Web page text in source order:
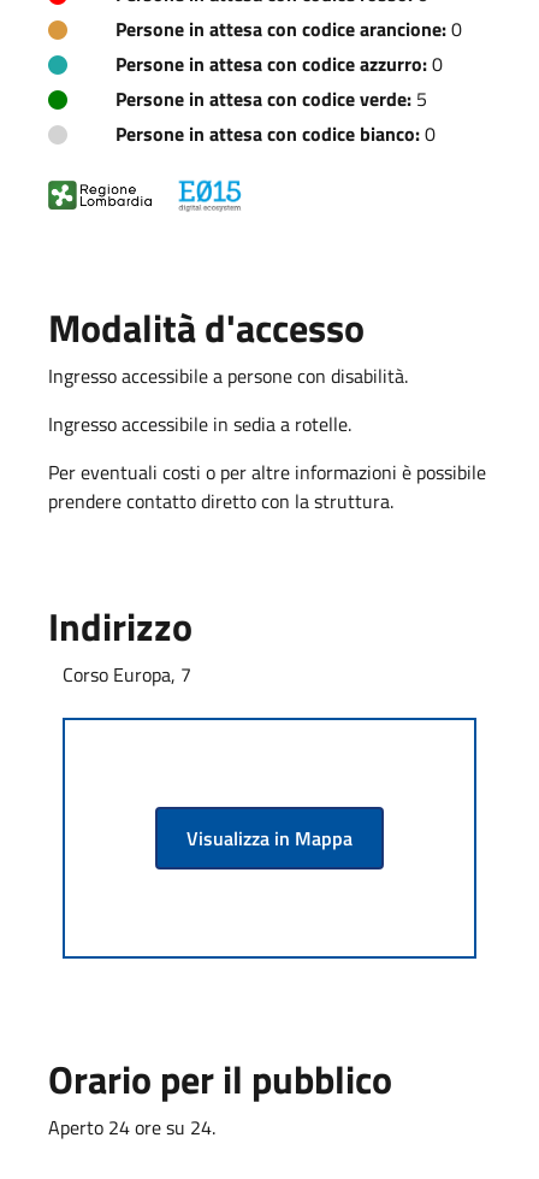
Persone in attesa con codice arancione:0
Persone in attesa con codice azzurro:0
Persone in attesa con codice verde: 5
Persone in attesa con codice bianco:0
Modalità d'accesso
Ingresso accessibile a persone con disabilità.
Ingresso accessibile in sedia a rotelle.
Per eventuali costi o per altre informazioni è possibile
prendere contatto diretto con la struttura.
Indirizzo
Corso Europa, 7
Visualizza in Mappa
Orario per il pubblico
Aperto 24 ore su 24.